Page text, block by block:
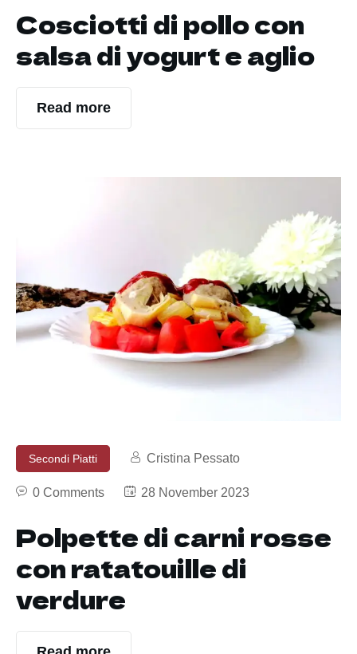
Cosciotti di pollo con
salsa di yogurt e aglio
Read more
Secondi Piatti Cristina Pessato
0 Comments 28 November 2023
Polpette di carni rosse
con ratatouille di
verdure